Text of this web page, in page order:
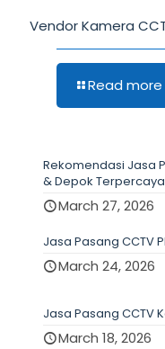
Vendor Kamera
Read more
Rekomendasi Jasa
& Depok Terpercaya
March 27, 2026
Jasa Pasang CCTV
March 24, 2026
Jasa Pasang CCTV
March 18, 2026